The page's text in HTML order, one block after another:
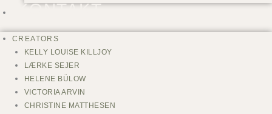
KONTAKT
CREATORS
KELLY LOUISE KILLJOY
LÆRKE SEJER
HELENE BÜLOW
VICTORIA ARVIN
CHRISTINE MATTHESEN